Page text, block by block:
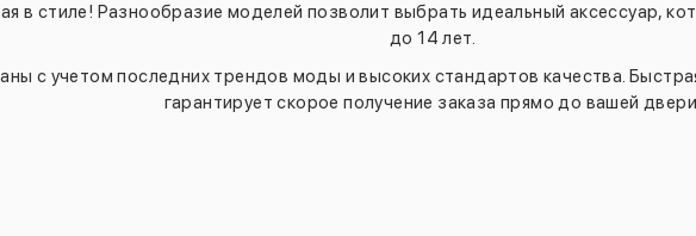
в стиле! Разнообразие моделей позволит выбрать идеальный аксессуар,
до 14 лет.
с учетом последних трендов моды и высоких стандартов качества.
гарантирует скорое получение заказа прямо до вашей